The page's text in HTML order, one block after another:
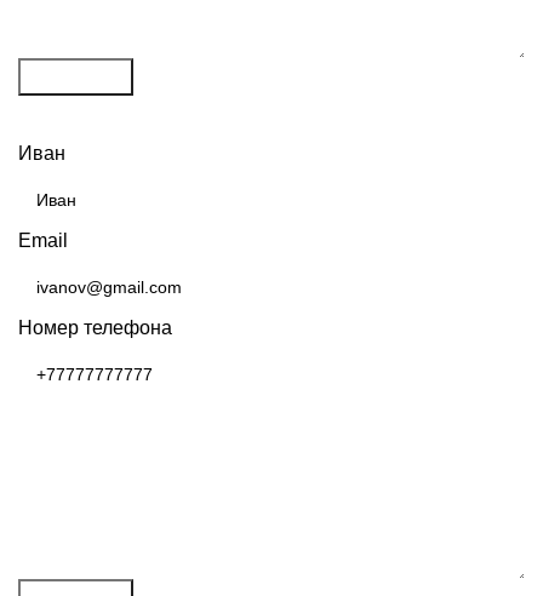
Иван
Email
Номер телефона